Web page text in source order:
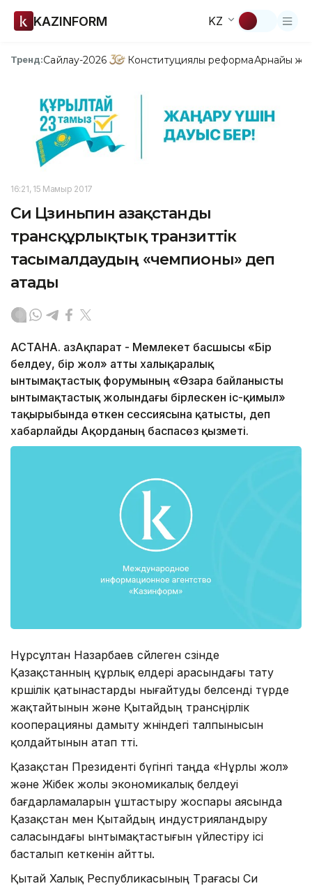
KAZINFORM KZ
Тренд:Сайлау-2026 Конституциялық реформаАрнайы
16:21, 15 Мамыр 2017
Си Цзиньпин Қазақстанды
трансқұрлықтық транзиттік
тасымалдаудың «чемпионы» деп
атады
АСТАНА. ҚазАқпарат - Мемлекет басшысы «Бір
белдеу, бір жол» атты халықаралық
ынтымақтастық форумының «Өзара байланысты
ынтымақтастық жолындағы бірлескен іс-қимыл»
тақырыбында өткен сессиясына қатысты, деп
хабарлайды Ақорданың баспасөз қызметі.
Нұрсұлтан Назарбаев сөйлеген сөзінде
Қазақстанның құрлық елдері арасындағы тату
көршілік қатынастарды нығайтуды белсенді түрде
жақтайтынын және Қытайдың трансөңірлік
кооперацияны дамыту жөніндегі талпынысын
қолдайтынын атап өтті.
Қазақстан Президенті бүгінгі таңда «Нұрлы жол»
және Жібек жолы экономикалық белдеуі
бағдарламаларын ұштастыру жоспары аясында
Қазақстан мен Қытайдың индустрияландыру
саласындағы ынтымақтастығын үйлестіру ісі
басталып кеткенін айтты.
Қытай Халық Республикасының Төрағасы Си